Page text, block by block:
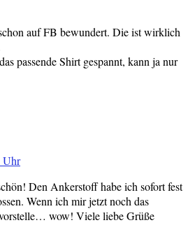
auf FB bewundert. Die ist wirklich
passende Shirt gespannt, kann ja nur
Uhr
Den Ankerstoff habe ich sofort fest
Wenn ich mir jetzt noch das
wow! Viele liebe Grüße